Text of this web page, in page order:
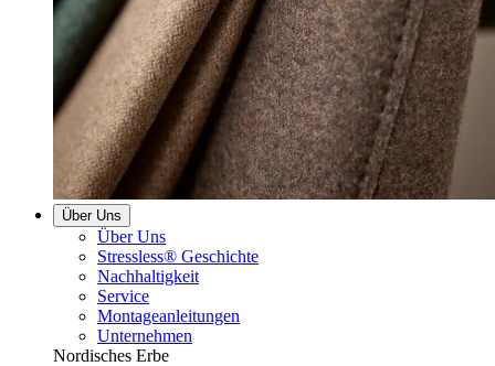
Über Uns
Über Uns
Stressless® Geschichte
Nachhaltigkeit
Service
Montageanleitungen
Unternehmen
Nordisches Erbe